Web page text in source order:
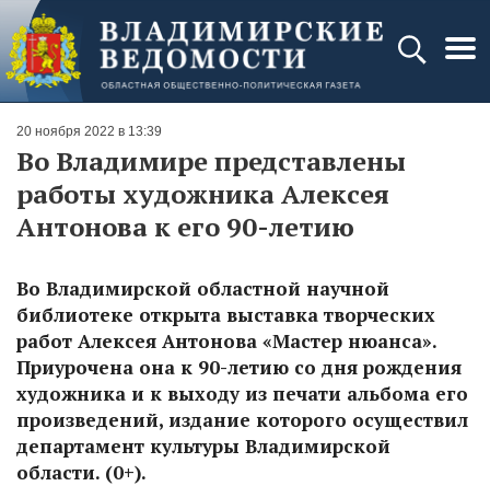
20 ноября 2022 в 13:39
Во Владимире представлены
работы художника Алексея
Антонова к его 90-летию
Во Владимирской областной научной
библиотеке открыта выставка творческих
работ Алексея Антонова «Мастер нюанса».
Приурочена она к 90-летию со дня рождения
художника и к выходу из печати альбома его
произведений, издание которого осуществил
департамент культуры Владимирской
области. (0+).